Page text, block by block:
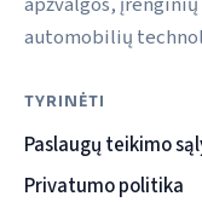
automobilių
TYRINĖTI
Paslaugų teikimo
Privatumo politika